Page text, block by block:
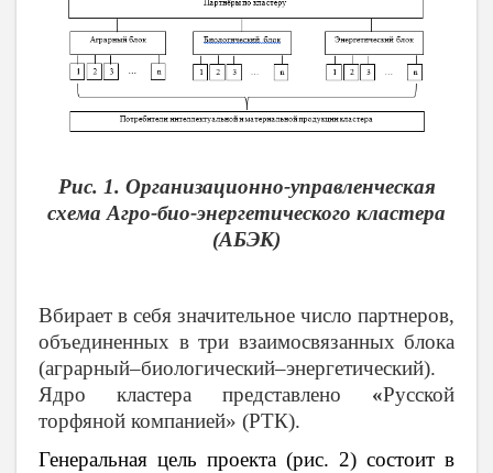
Рис. 1. Организационно-управленческая
схема Агро-био-энергетического кластера
(АБЭК)
Вбирает в себя значительное число партнеров,
объединенных в три взаимосвязанных блока
(аграрный–биологический–энергетический).
Ядро кластера представлено «Русской
торфяной компанией» (РТК).
Генеральная цель проекта (рис. 2) состоит в